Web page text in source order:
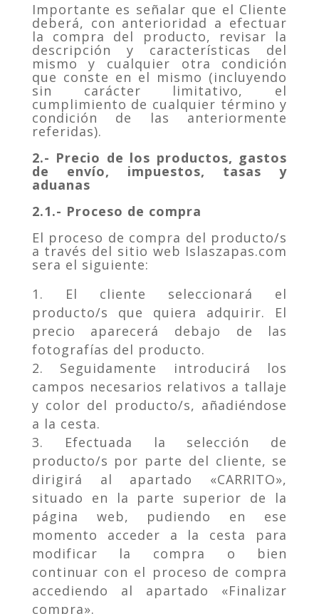
Importante es señalar que el Cliente
deberá, con anterioridad a efectuar
la compra del producto, revisar la
descripción y características del
mismo y cualquier otra condición
que conste en el mismo (incluyendo
sin carácter limitativo, el
cumplimiento de cualquier término y
condición de las anteriormente
referidas).
2.- Precio de los productos, gastos
de envío, impuestos, tasas y
aduanas
2.1.- Proceso de compra
El proceso de compra del producto/s
a través del sitio web Islaszapas.com
sera el siguiente:
El cliente seleccionará el
producto/s que quiera adquirir. El
precio aparecerá debajo de las
fotografías del producto.
Seguidamente introducirá los
campos necesarios relativos a tallaje
y color del producto/s, añadiéndose
a la cesta.
Efectuada la selección de
producto/s por parte del cliente, se
dirigirá al apartado «CARRITO»,
situado en la parte superior de la
página web, pudiendo en ese
momento acceder a la cesta para
modificar la compra o bien
continuar con el proceso de compra
accediendo al apartado «Finalizar
compra».